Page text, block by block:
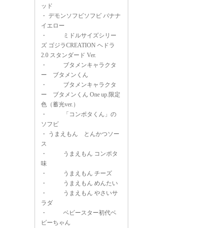
ッド
・ デモンソフビソフビ バナナ
イエロー
・
ミドルサイズシリー
ズ ゴジラCREATION ヘドラ
2.0 スタンダード Ver.
・
ブタメンキャラクタ
ー ブタメンくん
・
ブタメンキャラクタ
ー ブタメンくん One up.限定
色（蓄光ver.）
・
「コンポタくん」の
ソフビ
・
うまえもん とんかつソー
ス
・
うまえもん コンポタ
味
・
うまえもん チーズ
・
うまえもん めんたい
・
うまえもん やさいサ
ラダ
・
ベビースター初代ベ
ビーちゃん